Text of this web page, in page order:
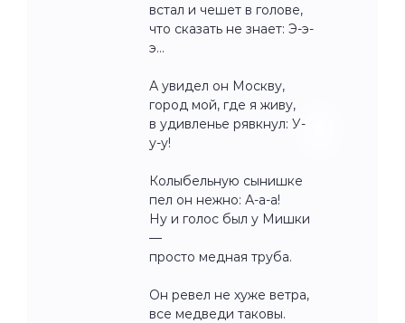
встал и чешет в голове,
что сказать не знает: Э-э-
э…
А увидел он Москву,
город мой, где я живу,
в удивленье рявкнул: У-
у-у!
Колыбельную сынишке
пел он нежно: А-а-а!
Ну и голос был у Мишки
—
просто медная труба.
Он ревел не хуже ветра,
все медведи таковы.